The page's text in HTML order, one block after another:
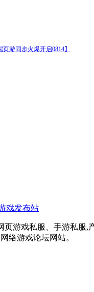
游同步火爆开启0814】
游戏私服、手游私
络游戏论坛网站。